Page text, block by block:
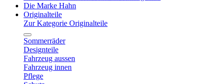
Die Marke Hahn
Originalteile
Zur Kategorie Originalteile
Sommerräder
Designteile
Fahrzeug aussen
Fahrzeug innen
Pflege